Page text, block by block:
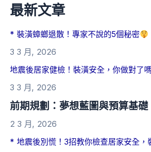
最新文章
* 裝潢蟑螂退散！專家不說的5個秘密
3 3 月, 2026
地震後居家健檢！裝潢安全，你做對了
3 3 月, 2026
前期規劃：夢想藍圖與預算基礎
2 3 月, 2026
* 地震後別慌！3招教你檢查居家安全，